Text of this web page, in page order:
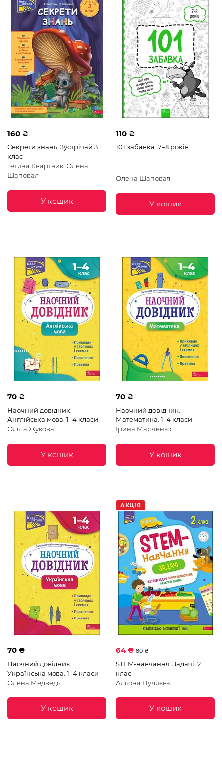
160 ₴
Секрети знань. Зустрічай 3
клас
Тетяна Квартник, Олена
Шаповал
У кошик
110 ₴
101 забавка. 7–8 років
Олена Шаповал
У кошик
70 ₴
Наочний довідник.
Англійська мова. 1–4 класи
Ольга Жукова
У кошик
70 ₴
Наочний довідник.
Математика. 1–4 класи
Ірина Марченко
У кошик
70 ₴
Наочний довідник.
Українська мова. 1–4 класи
Олена Медведь
У кошик
АКЦІЯ
64 ₴ 80 ₴
STEM-навчання. Задачі. 2
клас
Альона Пуляєва
У кошик